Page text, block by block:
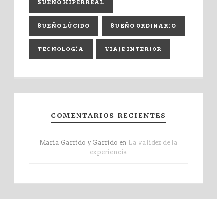
SUEÑO HIPERREAL
SUEÑO LÚCIDO SUEÑO ORDINARIO
TECNOLOGÍA VIAJE INTERIOR
COMENTARIOS RECIENTES
María Garrido y Garrido en La validez de la
experiencia